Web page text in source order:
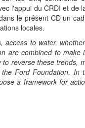
l'appui du CRDI et
le présent CD un
locales.
access to water,
are combined to
reverse these trends,
Ford Foundation. In
a framework for